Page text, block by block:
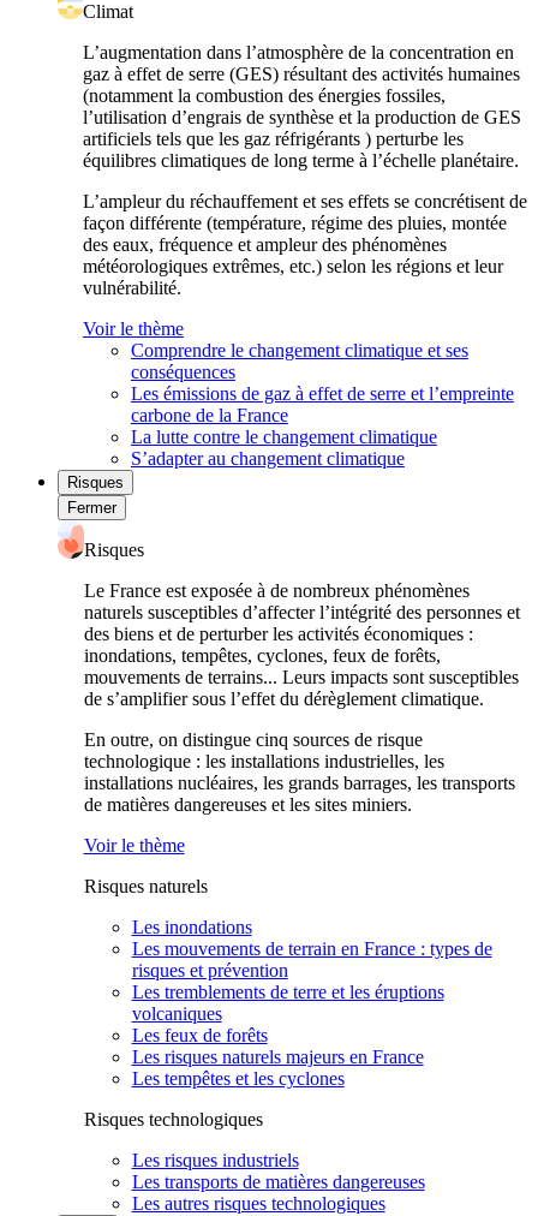
Climat
L’augmentation dans l’atmosphère de la concentration en
gaz à effet de serre (GES) résultant des activités humaines
(notamment la combustion des énergies fossiles,
l’utilisation d’engrais de synthèse et la production de GES
artificiels tels que les gaz réfrigérants ) perturbe les
équilibres climatiques de long terme à l’échelle planétaire.
L’ampleur du réchauffement et ses effets se concrétisent de
façon différente (température, régime des pluies, montée
des eaux, fréquence et ampleur des phénomènes
météorologiques extrêmes, etc.) selon les régions et leur
vulnérabilité.
Voir le thème
Comprendre le changement climatique et ses
conséquences
Les émissions de gaz à effet de serre et l’empreinte
carbone de la France
La lutte contre le changement climatique
S’adapter au changement climatique
Risques
Fermer
Risques
Le France est exposée à de nombreux phénomènes
naturels susceptibles d’affecter l’intégrité des personnes et
des biens et de perturber les activités économiques :
inondations, tempêtes, cyclones, feux de forêts,
mouvements de terrains... Leurs impacts sont susceptibles
de s’amplifier sous l’effet du dérèglement climatique.
En outre, on distingue cinq sources de risque
technologique : les installations industrielles, les
installations nucléaires, les grands barrages, les transports
de matières dangereuses et les sites miniers.
Voir le thème
Risques naturels
Les inondations
Les mouvements de terrain en France : types de
risques et prévention
Les tremblements de terre et les éruptions
volcaniques
Les feux de forêts
Les risques naturels majeurs en France
Les tempêtes et les cyclones
Risques technologiques
Les risques industriels
Les transports de matières dangereuses
Les autres risques technologiques